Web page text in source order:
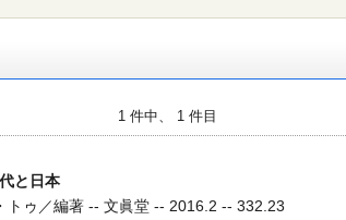
1 件中、 1 件目
と日本
トゥ／編著 -- 文眞堂 -- 2016.2 -- 332.23